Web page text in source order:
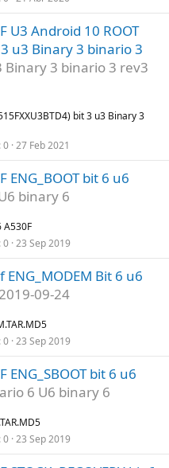
U3 Android 10 ROOT
u3 Binary 3 binario 3
Binary 3 binario 3 rev3
bit 3 u3 Binary 3
0 27 Feb 2021
ENG_BOOT bit 6 u6
binary 6
A530F
0 23 Sep 2019
ENG_MODEM Bit 6 u6
2019-09-24
0 23 Sep 2019
ENG_SBOOT bit 6 u6
6 U6 binary 6
0 23 Sep 2019